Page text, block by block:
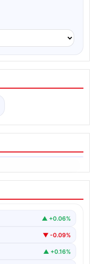
İddialarına
yürütülen
Adalet…
▲ +0.06%
▼ -0.09%
▲ +0.16%